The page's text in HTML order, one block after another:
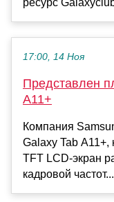
ресурс
17:00, 14 Ноя
Представлен
A11+
Компания
Galaxy Tab
TFT LCD-экран
кадровой частот...